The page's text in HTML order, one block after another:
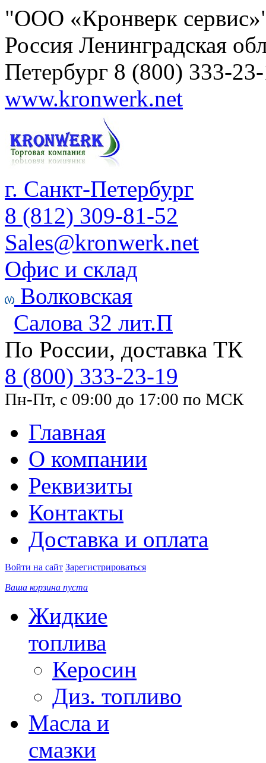
"ООО «Кронверк
Россия Ленинградская
Петербург 8 (800) 333-
www.kronwerk.net
г. Санкт-Петербург
8 (812) 309-81-52
Sales@kronwerk.net
Офис и склад
Волковская
Салова 32 лит.П
По России, доставка ТК
8 (800) 333-23-19
Пн-Пт, с 09:00 до 17:00 по МСК
Главная
О компании
Реквизиты
Контакты
Доставка и оплата
Войти на сайт Зарегистрироваться
Ваша корзина пуста
Жидкие
топлива
Керосин
Диз. топливо
Масла и
смазки